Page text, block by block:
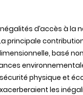
d’accès à la
principale
basé
physique et
les